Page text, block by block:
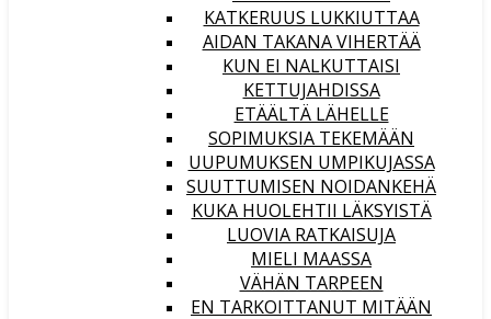
KATKERUUS LUKKIUTTAA
AIDAN TAKANA VIHERTÄÄ
KUN EI NALKUTTAISI
KETTUJAHDISSA
ETÄÄLTÄ LÄHELLE
SOPIMUKSIA TEKEMÄÄN
UUPUMUKSEN UMPIKUJASSA
SUUTTUMISEN NOIDANKEHÄ
KUKA HUOLEHTII LÄKSYISTÄ
LUOVIA RATKAISUJA
MIELI MAASSA
VÄHÄN TARPEEN
EN TARKOITTANUT MITÄÄN